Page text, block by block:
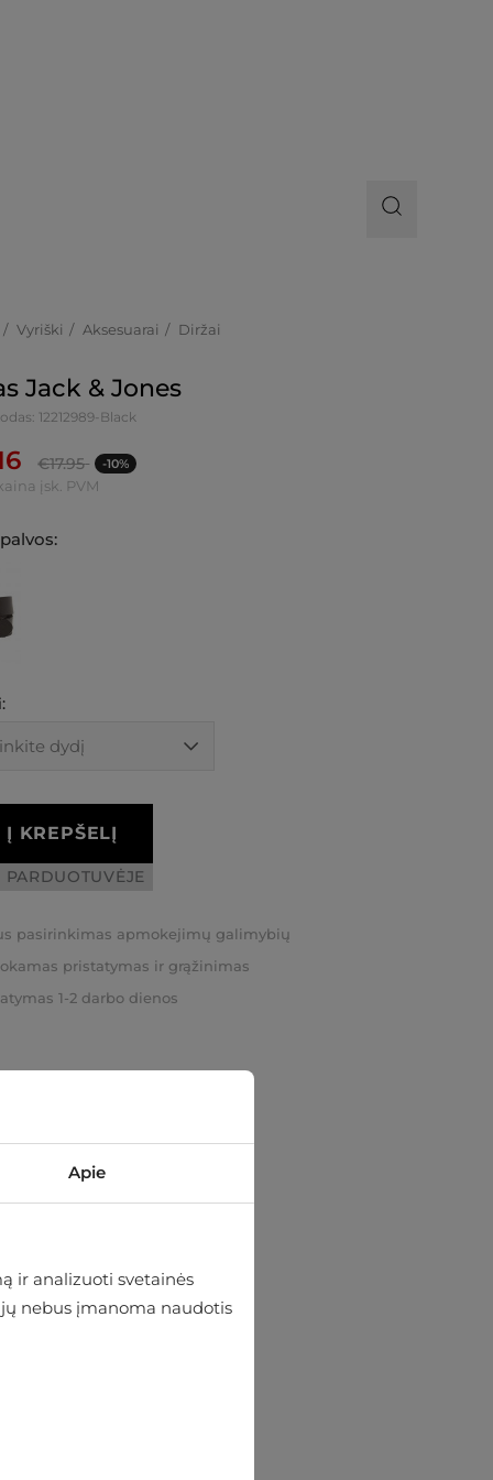
Vyriški Aksesuarai Diržai
Jack & Jones
12212989-Black
€17.95 -10%
įsk. PVM
Į KREPŠELĮ
PARDUOTUVĖJE
pasirinkimas apmokejimų galimybių
pristatymas ir grąžinimas
1-2 darbo dienos
Apie
ir analizuoti svetainės
nebus įmanoma naudotis